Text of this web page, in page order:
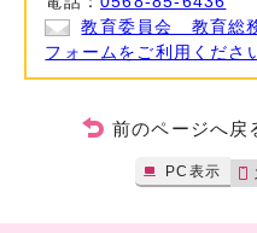
教育委員会 教育総
フォームをご利用くださ
前のページへ戻
PC表示